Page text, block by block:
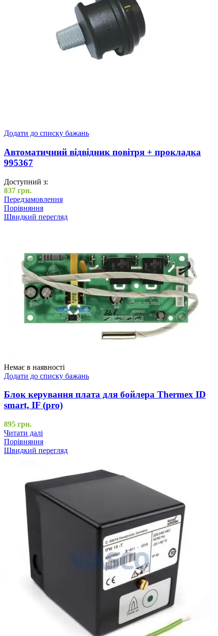
Додати до списку бажань
Автоматичний відвідник повітря + прокладка
995367
Доступний з:
837 грн.
Передзамовлення
Порівняння
Швидкий перегляд
Немає в наявності
Додати до списку бажань
Блок керування плата для бойлера Thermex ID
smart, IF (pro)
895 грн.
Читати далі
Порівняння
Швидкий перегляд